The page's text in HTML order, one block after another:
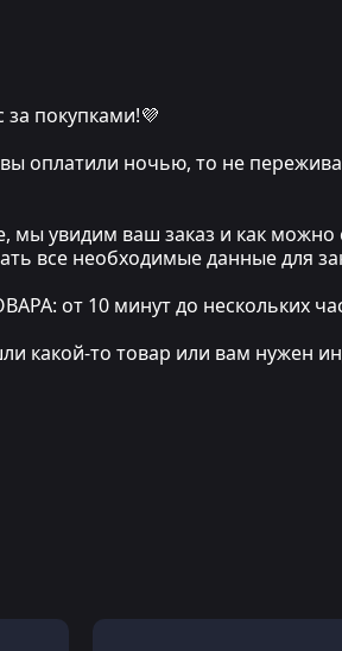
покупками!💜
оплатили ночью, то не
мы увидим ваш заказ и как
все необходимые данные для
от 10 минут до нескольких
какой-то товар или вам нужен